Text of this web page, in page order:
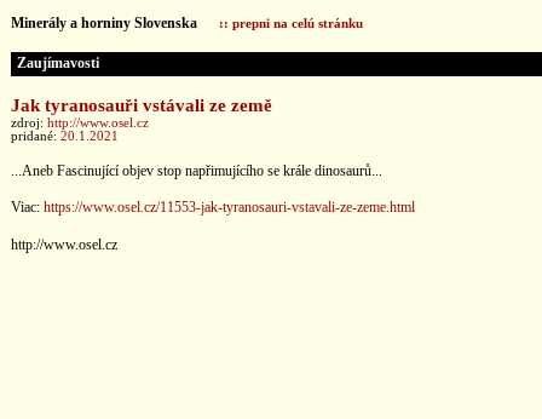
Minerály a horniny Slovenska :: prepni na celú stránku
Zaujímavosti
Jak tyranosauři vstávali ze země
zdroj: http://www.osel.cz
pridané: 20.1.2021
...Aneb Fascinující objev stop napřimujícího se krále dinosaurů...
Viac: https://www.osel.cz/11553-jak-tyranosauri-vstavali-ze-zeme.html
http://www.osel.cz